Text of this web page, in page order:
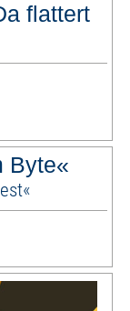
flattert
Byte«